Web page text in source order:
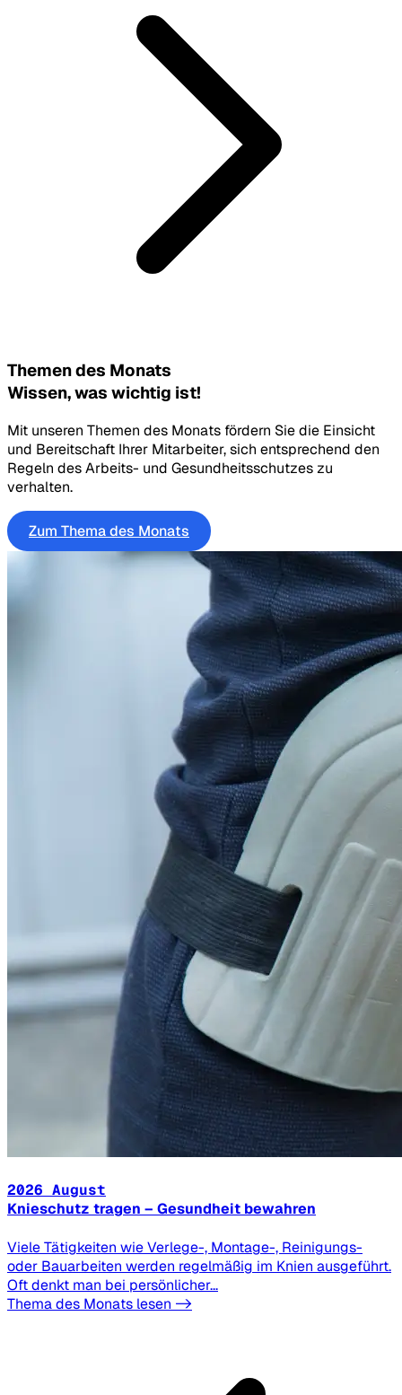
Themen des Monats
Wissen, was wichtig ist!
Mit unseren Themen des Monats fördern Sie die Einsicht
und Bereitschaft Ihrer Mitarbeiter, sich entsprechend den
Regeln des Arbeits- und Gesundheitsschutzes zu
verhalten.
Zum Thema des Monats
2026 August
Knieschutz tragen – Gesundheit bewahren
Viele Tätigkeiten wie Verlege-, Montage-, Reinigungs-
oder Bauarbeiten werden regelmäßig im Knien ausgeführt.
Oft denkt man bei persönlicher...
Thema des Monats lesen ->